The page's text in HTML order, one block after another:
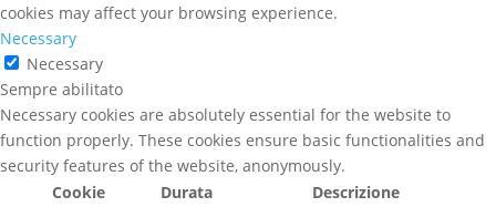
cookies may affect your browsing experience.
Necessary
Necessary
Sempre abilitato
Necessary cookies are absolutely essential for the website to
function properly. These cookies ensure basic functionalities and
security features of the website, anonymously.
Cookie
Durata Descrizione